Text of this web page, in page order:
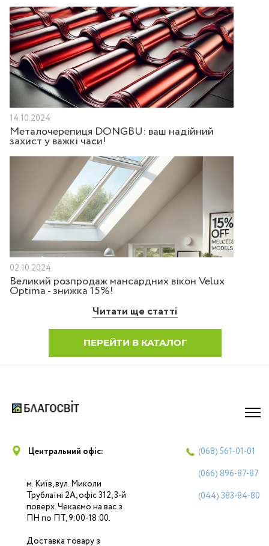
14.10.2024
Металочерепиця DONGBU: ваш надійний
захист у важкі часи!
02.10.2024
Великий розпродаж мансардних вікон Velux
Optima - знижка 15%!
Читати ще статті
ПЕРЕЙТИ В КАТАЛОГ
Центральний офіс:
м. Київ, вул. Миколи
Трублаїні 2А, офіс 312, 3-й
поверх. Чекаємо на вас з
ПН по ПТ, 9:00-18:00.
Доставка товару з
(068) 561-01-01
(066) 896-87-87
(044) 383-84-80